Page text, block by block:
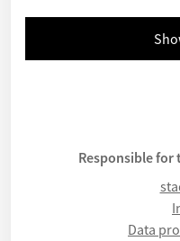
Responsible for
Data